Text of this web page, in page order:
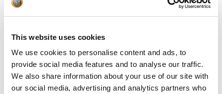
This website uses cookies
We use cookies to personalise content and ads, to
provide social media features and to analyse our traffic.
We also share information about your use of our site with
our social media, advertising and analytics partners who
geïnformeerd, een bestelling van meerdere
producten met een verschillende levertijd
verschillende zendingen of onderdelen: de dag
waarop de consument, of een door hem
aangewezen derde, de laatste zending of het